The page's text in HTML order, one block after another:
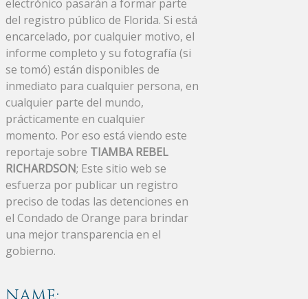
electrónico pasarán a formar parte
del registro público de Florida. Si está
encarcelado, por cualquier motivo, el
informe completo y su fotografía (si
se tomó) están disponibles de
inmediato para cualquier persona, en
cualquier parte del mundo,
prácticamente en cualquier
momento. Por eso está viendo este
reportaje sobre TIAMBA REBEL
RICHARDSON; Este sitio web se
esfuerza por publicar un registro
preciso de todas las detenciones en
el Condado de Orange para brindar
una mejor transparencia en el
gobierno.